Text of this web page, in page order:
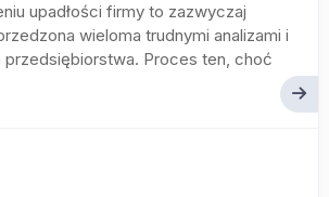
upadłości firmy to zazwyczaj
wieloma trudnymi analizami i
przedsiębiorstwa. Proces ten, choć